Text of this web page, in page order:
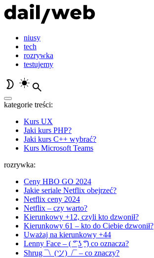
niusy
tech
rozrywka
testujemy
kategorie treści:
Kurs UX
Jaki kurs PHP?
Jaki kurs C++ wybrać?
Kurs Microsoft Teams
rozrywka:
Ceny HBO GO 2024
Jakie seriale Netflix obejrzeć?
Netflix ceny 2024
Netflix – czy warto?
Kierunkowy +12, czyli kto dzwonił?
Kierunkowy 61 – kto do Ciebie dzwonił?
Uważaj na kierunkowy +44
Lenny Face – ( ͡° ͜ʖ ͡°) co oznacza?
Shrug ¯\_(ツ)_/¯ – co znaczy?